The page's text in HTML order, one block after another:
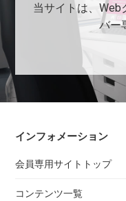
当サイトは、
バー
インフォメーション
会員専用サイトトップ
コンテンツ一覧